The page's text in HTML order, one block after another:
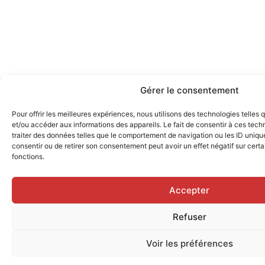
Gérer le consentement
Pour offrir les meilleures expériences, nous utilisons des technologies telles
et/ou accéder aux informations des appareils. Le fait de consentir à ces
traiter des données telles que le comportement de navigation ou les ID
consentir ou de retirer son consentement peut avoir un effet négatif sur
fonctions.
Accepter
Refuser
Voir les préférences